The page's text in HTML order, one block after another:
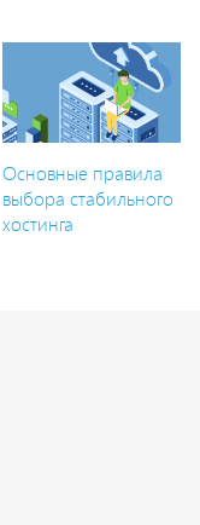
Основные правила
выбора стабильного
хостинга